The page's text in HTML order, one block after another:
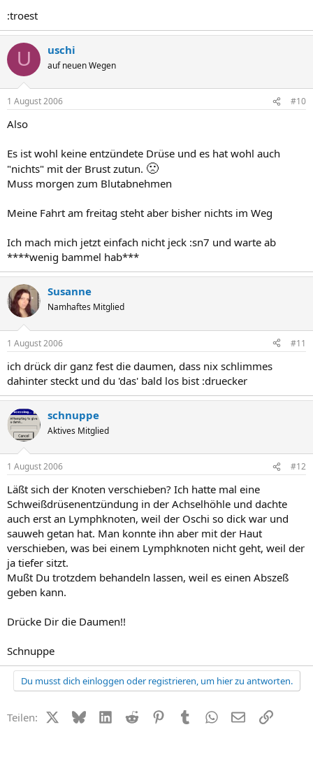
:troest
U uschi
auf neuen Wegen
1 August 2006 #10
Also
Es ist wohl keine entzündete Drüse und es hat wohl auch
"nichts" mit der Brust zutun. 🙁
Muss morgen zum Blutabnehmen
Meine Fahrt am freitag steht aber bisher nichts im Weg
Ich mach mich jetzt einfach nicht jeck :sn7 und warte ab
****wenig bammel hab***
Susanne
Namhaftes Mitglied
1 August 2006 #11
ich drück dir ganz fest die daumen, dass nix schlimmes
dahinter steckt und du 'das' bald los bist :druecker
schnuppe
Aktives Mitglied
1 August 2006 #12
Läßt sich der Knoten verschieben? Ich hatte mal eine
Schweißdrüsenentzündung in der Achselhöhle und dachte
auch erst an Lymphknoten, weil der Oschi so dick war und
sauweh getan hat. Man konnte ihn aber mit der Haut
verschieben, was bei einem Lymphknoten nicht geht, weil der
ja tiefer sitzt.
Mußt Du trotzdem behandeln lassen, weil es einen Abszeß
geben kann.
Drücke Dir die Daumen!!
Schnuppe
Du musst dich einloggen oder registrieren, um hier zu antworten.
Teilen: X (Twitter)
BlueskyLinkedIn
Reddit PinterestTumblr WhatsApp
E-MailLink